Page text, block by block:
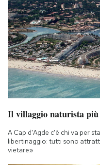
Newsletter
Notifiche mobile
Regala il Post
Hai bisogno di aiuto?
Esci
Il villaggio naturista più
A Cap d'Agde c'è chi va per
libertinaggio: tutti sono
vietare»